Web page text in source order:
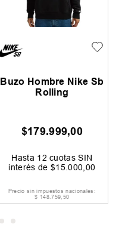
Buzo Hombre Nike Sb
Rolling
$179.999,00
Hasta 12 cuotas SIN
interés de $15.000,00
Precio sin impuestos nacionales:
$ 148.759,50